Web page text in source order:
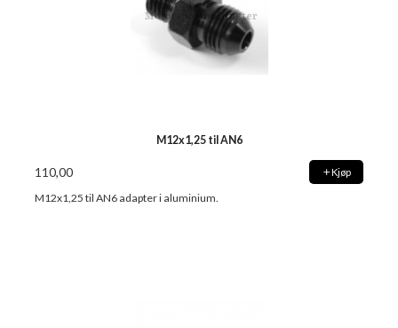
M12x1,25 til AN6
110,00 Kjøp
M12x1,25 til AN6 adapter i aluminium.